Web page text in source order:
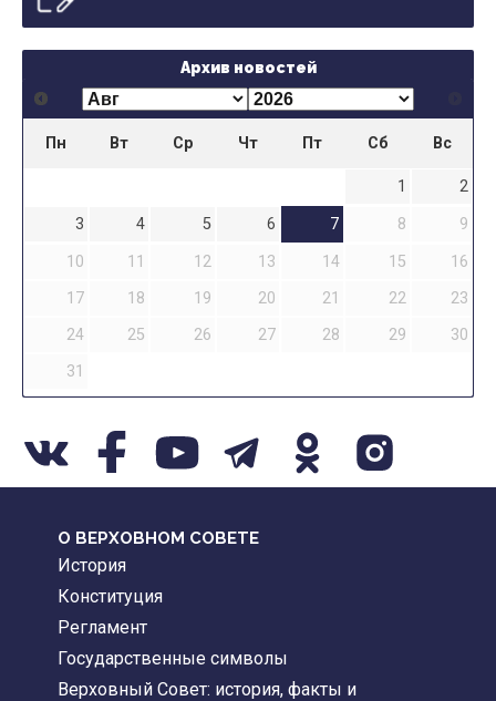
Архив новостей
Пн Вт Ср Чт Пт Сб Вс
1
2
3
4 5 6 7 8
9
10
11 12 13 14 15
16
17
18 19 20 21 22
23
24
25 26 27 28 29
30
31
О ВЕРХОВНОМ СОВЕТЕ
История
Конституция
Регламент
Государственные символы
Верховный Совет: история, факты и